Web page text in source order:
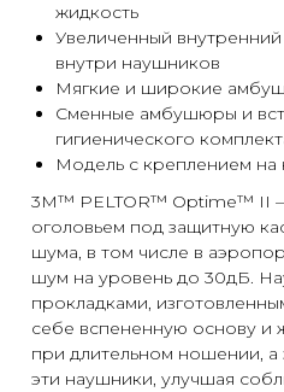
жидкость
Увеличенный
внутри наушников
Мягкие и широкие
Сменные амбушюры и
гигиенического
Модель с креплением на
3M™ PELTOR™ Optime™ II
оголовьем под защитную
шума, в том числе в
шум на уровень до 30дБ.
прокладками,
себе вспененную основу и
при длительном ношении, а
эти наушники, улучшая